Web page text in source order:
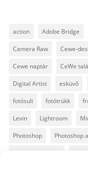
action Adobe Bridge
Camera Raw Cewe-
Cewe naptár CeWe
Digital Artist esküvő
fotósuli fotótrükk
Levin Lightroom
Photoshop Photoshop